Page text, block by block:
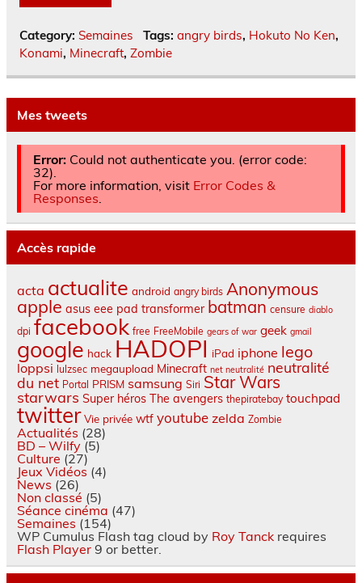
Category: Semaines Tags: angry birds, Hokuto No Ken,
Konami, Minecraft, Zombie
Mes tweets
Error:Could not authenticate you. (error code:
32).
For more information, visit Error Codes &
Responses
Accès rapide
acta actualite android angry birds Anonymous
apple asus eee pad transformer batman censure diablo
dpi facebook free FreeMobile gears of war geek gmail
google hack HADOPI iPad iphone lego
loppsi lulzsec megaupload Minecraft net neutralité neutralité
du net Portal PRISM samsung Siri Star Wars
starwars Super héros The avengers thepiratebay touchpad
twitter Vie privée wtf youtube zelda Zombie
Actualités (28)
BD – Wilfy(5)
Culture (27)
Jeux Vidéos (4)
News (26)
Non classé (5)
Séance cinéma (47)
Semaines (154)
WP Cumulus Flash tag cloud by Roy Tanckrequires
Flash Player9 or better.